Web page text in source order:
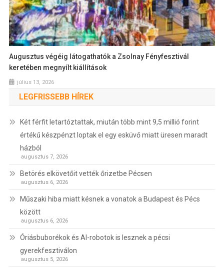
Augusztus végéig látogathatók a Zsolnay Fényfesztivál
keretében megnyílt kiállítások
július 13, 2026
LEGFRISSEBB HÍREK
Két férfit letartóztattak, miután több mint 9,5 millió forint
értékű készpénzt loptak el egy esküvő miatt üresen maradt
házból
augusztus 7, 2026
Betörés elkövetőit vették őrizetbe Pécsen
augusztus 6, 2026
Műszaki hiba miatt késnek a vonatok a Budapest és Pécs
között
augusztus 6, 2026
Óriásbuborékok és AI-robotok is lesznek a pécsi
gyerekfesztiválon
augusztus 5, 2026